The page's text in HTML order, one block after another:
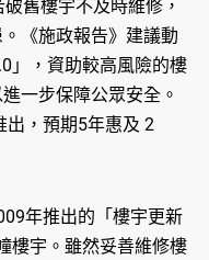
舊樓宇不及時維修，
《施政報告》建議動
」，資助較高風險的樓
一步保障公眾安全。
出，預期5年惠及 2
年推出的「樓宇更新
樓宇。雖然妥善維修樓